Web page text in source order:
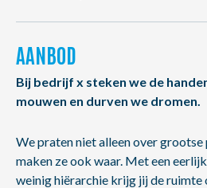
AANBOD
Bij bedrijf x steken we de
mouwen en durven we dromen.
We praten niet alleen over grootse
maken ze ook waar. Met een
weinig hiërarchie krijg jij de